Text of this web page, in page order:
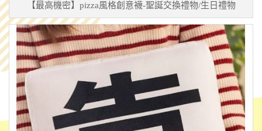
【最高機密】pizza風格創意襪-聖誕交換禮物/生日禮物